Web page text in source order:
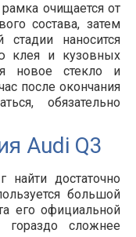
рамка очищается от
состава, затем
наносится
клея и кузовных
новое стекло и
после окончания
обязательно
Audi Q3
достаточно
большой
его официальной
сложнее